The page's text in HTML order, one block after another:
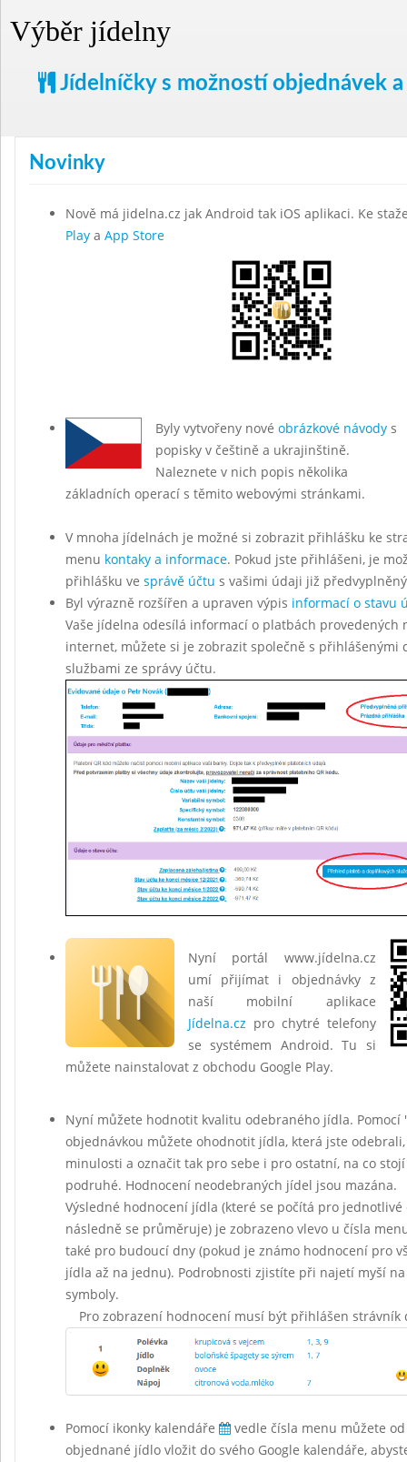
Výběr jídelny
Jídelníčky s možností objednávek
Novinky
Nově má jidelna.cz jak Android tak iOS aplikaci. Ke
Play a App Store
Byly vytvořeny nové obrázkové návodys
popisky v češtině a ukrajinštině.
Naleznete v nich popis několika
základních operací s těmito webovými stránkami.
V mnoha jídelnách je možné si zobrazit přihlášku ke
menu kontaky a informace. Pokud jste přihlášeni, je
přihlášku ve správě účtu s vašimi údaji již
Byl výrazně rozšířen a upraven výpis informací o stavu
Vaše jídelna odesílá informací o platbách provedených
internet, můžete si je zobrazit společně s přihlášenými
službami ze správy účtu.
Nyní portál www.jídelna.cz
umí přijímat i objednávky z
naší mobilní aplikace
Jídelna.cz pro chytré telefony
se systémem Android. Tu si
můžete nainstalovat z obchodu Google Play.
Nyní můžete hodnotit kvalitu odebraného jídla. Pomocí
objednávkou můžete ohodnotit jídla, která jste
minulosti a označit tak pro sebe i pro ostatní, na co
podruhé. Hodnocení neodebraných jídel jsou mazána.
Výsledné hodnocení jídla (které se počítá pro jednotlivé
následně se průměruje) je zobrazeno vlevo u čísla
také pro budoucí dny (pokud je známo hodnocení pro
jídla až na jednu). Podrobnosti zjistíte při najetí myší
symboly.
Pro zobrazení hodnocení musí být přihlášen strávník
Pomocí ikonky kalendáře
vedle čísla menu můžete
objednané jídlo vložit do svého Google kalendáře,